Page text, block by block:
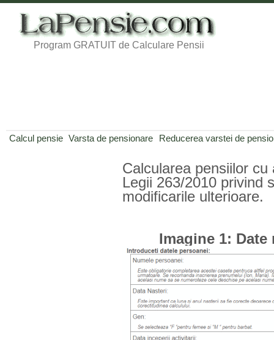
Program GRATUIT de Calculare Pensii
Calcul pensie Varsta de pensionare Reducerea varstei de
Calcularea pensiilor
Legii 263/2010 privind
modificarile ulterioare.
Imagine 1: Date